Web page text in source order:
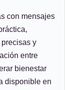
con mensajes
y
entre
bienestar
disponible en